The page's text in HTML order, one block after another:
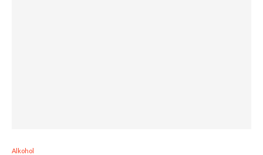
Alkohol